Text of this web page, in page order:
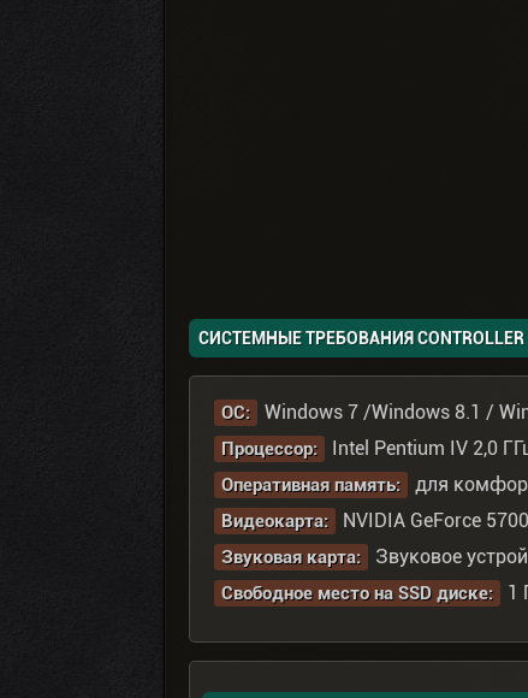
СИСТЕМНЫЕ ТРЕБОВАНИЯ CONTROLLER
ОС: Windows 7 /Windows 8.1 /
Процессор: Intel Pentium IV 2,0
Оперативная память: для
Видеокарта: NVIDIA GeForce
Звуковая карта: Звуковое
Свободное место на SSD диске: 1